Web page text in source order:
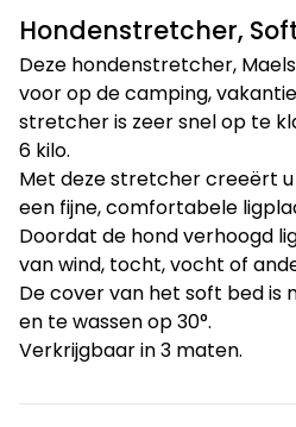
Hondenstretcher, Soft
Deze hondenstretcher,
voor op de camping,
stretcher is zeer snel op te
6 kilo.
Met deze stretcher creeërt
een fijne, comfortabele
Doordat de hond verhoogd
van wind, tocht, vocht of
De cover van het soft bed is
en te wassen op 30°.
Verkrijgbaar in 3 maten.